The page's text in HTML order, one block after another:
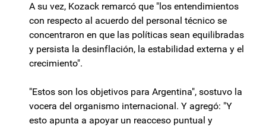
A su vez, Kozack remarcó que "los entendimientos
con respecto al acuerdo del personal técnico se
concentraron en que las políticas sean equilibradas
y persista la desinflación, la estabilidad externa y el
crecimiento".
"Estos son los objetivos para Argentina", sostuvo la
vocera del organismo internacional. Y agregó: "Y
esto apunta a apoyar un reacceso puntual y